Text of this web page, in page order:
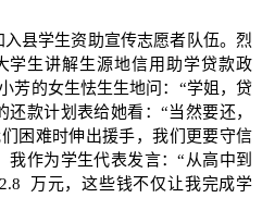
县学生资助宣传志愿者队伍。烈
学生讲解生源地信用助学贷款政
芳的女生怯生生地问：“学姐，贷
款计划表给她看：“当然要还，
困难时伸出援手，我们更要守信
我作为学生代表发言：“从高中到
2.8
万元，这些钱不仅让我完成学